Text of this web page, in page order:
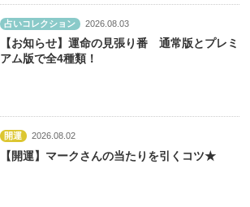
占いコレクション 2026.08.03
【お知らせ】運命の見張り番 通常版とプレミ
アム版で全4種類！
開運 2026.08.02
【開運】マークさんの当たりを引くコツ★